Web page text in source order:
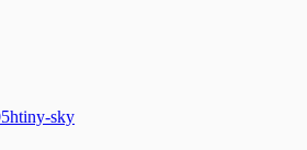
tiny-sky